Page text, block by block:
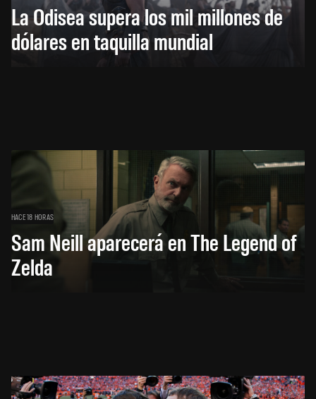
La Odisea supera los mil millones de
dólares en taquilla mundial
HACE 18 HORAS
Sam Neill aparecerá en The Legend of
Zelda